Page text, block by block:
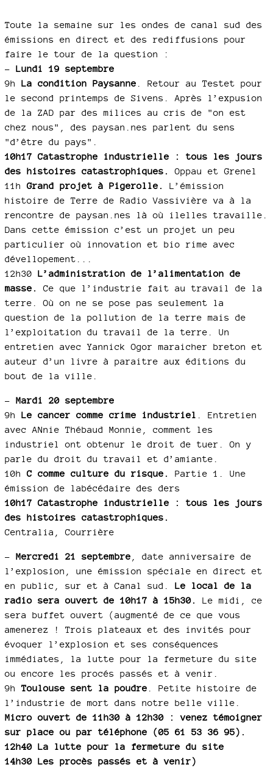
Toute la semaine sur les ondes de canal sud des
émissions en direct et des rediffusions pour
faire le tour de la question :
– Lundi 19 septembre
9h La condition Paysanne . Retour au Testet pour
le second printemps de Sivens. Après l’expusion
de la ZAD par des milices au cris de "on est
chez nous", des paysan.nes parlent du sens
"d’être du pays".
10h17 Catastrophe industrielle : tous les jours
des histoires catastrophiques.
Oppau et Grenel
11hGrand projet à Pigerolle.
L’émission
histoire de Terre de Radio Vassivière va à la
rencontre de paysan.nes là où ilelles travaille.
Dans cette émission c’est un projet un peu
particulier où innovation et bio rime avec
dévellopement...
12h30 L’administration de l’alimentation de
masse.
Ce que l’industrie fait au travail de la
terre. Où on ne se pose pas seulement la
question de la pollution de la terre mais de
l’exploitation du travail de la terre. Un
entretien avec Yannick Ogor maraicher breton et
auteur d’un livre à paraitre aux éditions du
bout de la ville.
– Mardi 20 septembre
9h Le cancer comme crime industriel
. Entretien
avec ANnie Thébaud Monnie, comment les
industriel ont obtenur le droit de tuer. On y
parle du droit du travail et d’amiante.
10hC comme culture du risque.
Partie 1. Une
émission de labécédaire des ders
10h17 Catastrophe industrielle : tous les jours
des histoires catastrophiques.
Centralia, Courrière
– Mercredi 21 septembre , date anniversaire de
l’explosion, une émission spéciale en direct et
en public, sur et à Canal sud. Le local de la
radio sera ouvert de 10h17 à 15h30.
Le midi, ce
sera buffet ouvert (augmenté de ce que vous
amenerez ! Trois plateaux et des invités pour
évoquer l’explosion et ses conséquences
immédiates, la lutte pour la fermeture du site
ou encore les procés passés et à venir.
9h Toulouse sent la poudre . Petite histoire de
l’industrie de mort dans notre belle ville.
Micro ouvert de 11h30 à 12h30 : venez témoigner
sur place ou par téléphone (05 61 53 36 95).
12h40 La lutte pour la fermeture du site
14h30 Les procès passés et à venir)